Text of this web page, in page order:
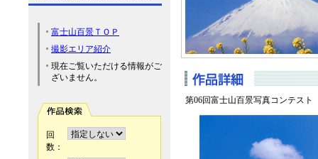
富士山百景ＴＯＰ
撮影エリア紹介
現在ご覧いただける情報がご
ざいません。
回
数：
第06回富士山百景写真コンテスト